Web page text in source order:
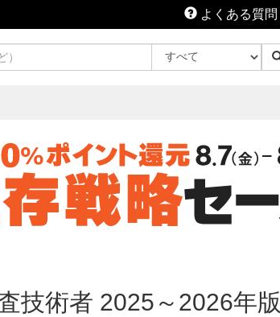
よくある質問
技術者 2025～2026年